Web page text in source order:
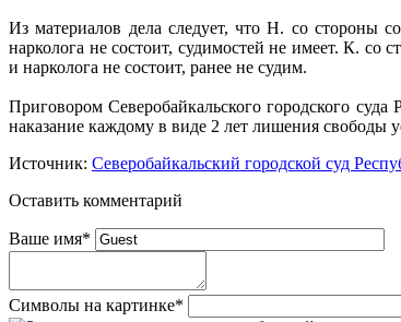
Из материалов дела следует, что Н. со стороны
нарколога не состоит, судимостей не имеет. К. со
и нарколога не состоит, ранее не судим.
Приговором Северобайкальского городского
наказание каждому в виде 2 лет лишения свободы
Источник: Северобайкальский городской суд
Оставить комментарий
Ваше имя*
Символы на картинке*